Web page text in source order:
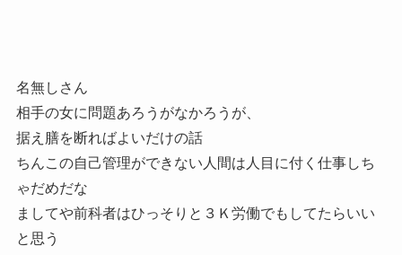
名無しさん
相手の女に問題あろうがなかろうが、
据え膳を断ればよいだけの話
ちんこの自己管理ができない人間は人目に付く仕事しち
ゃだめだな
ましてや前科者はひっそりと３Ｋ労働でもしてたらいい
と思う